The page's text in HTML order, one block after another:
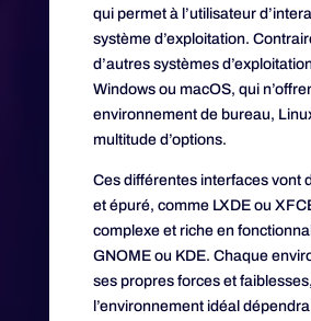
qui permet à l’utilisateur
système d’exploitation.
d’autres systèmes
Windows ou macOS, qui
environnement de bureau,
multitude d’options.
Ces différentes interfaces vont
et épuré, comme LXDE ou
complexe et riche en
GNOME ou KDE. Chaque
ses propres forces et
l’environnement idéal